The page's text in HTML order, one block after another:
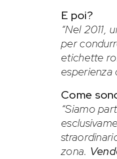
E poi?
“Nel 2011,
per
etichette
esperienza
Come
“Siamo
zona.